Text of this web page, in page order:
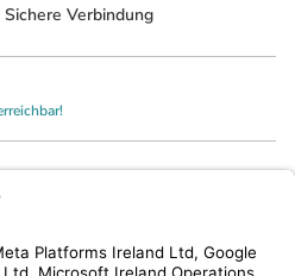
Sichere Verbindung